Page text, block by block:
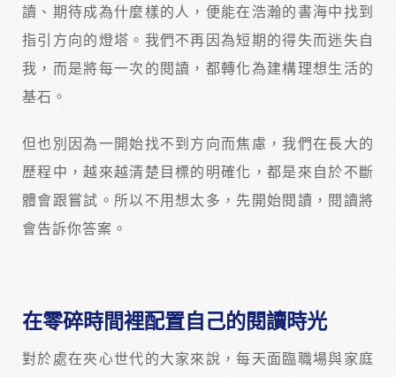
讀、期待成為什麼樣的人，便能在浩瀚的書海中找到
指引方向的燈塔。我們不再因為短期的得失而迷失自
我，而是將每一次的閱讀，都轉化為建構理想生活的
基石。
但也別因為一開始找不到方向而焦慮，我們在長大的
歷程中，越來越清楚目標的明確化，都是來自於不斷
體會跟嘗試。所以不用想太多，先開始閱讀，閱讀將
會告訴你答案。
在零碎時間裡配置自己的閱讀時光
對於處在夾心世代的大家來說，每天面臨職場與家庭